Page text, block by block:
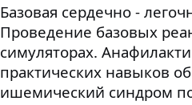
Базовая сердечно -
Проведение базовых
симуляторах.
практических навыков
ишемический синдром